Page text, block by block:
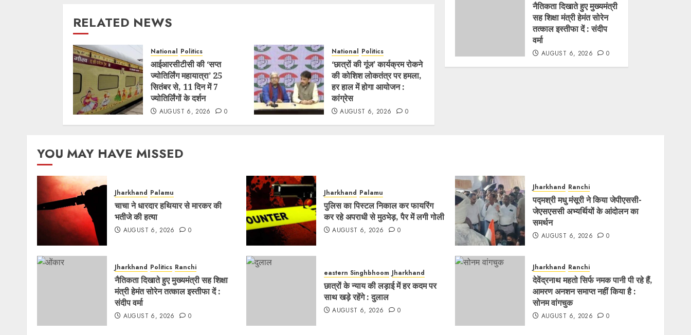
RELATED NEWS
National Politics
आईआरसीटीसी की ‘सप्त
ज्योतिर्लिंग महायात्रा’ 25
सितंबर से, 11 दिन में 7
ज्योतिर्लिंगों के दर्शन
AUGUST 6, 2026 0
National Politics
‘छात्रों की गूंज’ कार्यक्रम रोकने
की कोशिश लोकतंत्र पर हमला,
हर हाल में होगा आयोजन :
कांग्रेस
AUGUST 6, 2026 0
नैतिकता दिखाते हुए मुख्यमंत्री
सह शिक्षा मंत्री हेमंत सोरेन
तत्काल इस्तीफा दें : संदीप
वर्मा
AUGUST 6, 2026 0
YOU MAY HAVE MISSED
Jharkhand Palamu
चाचा ने धारदार हथियार से मारकर की
भतीजे की हत्या
AUGUST 6, 2026 0
Jharkhand Palamu
पुलिस का पिस्टल निकाल कर फायरिंग
कर रहे अपराधी से मुठभेड़, पैर में लगी गोली
AUGUST 6, 2026 0
Jharkhand Ranchi
पद्मश्री मधु मंसूरी ने किया जेपीएससी-
जेएसएससी अभ्यर्थियों के आंदोलन का
समर्थन
AUGUST 6, 2026 0
Jharkhand Politics Ranchi
नैतिकता दिखाते हुए मुख्यमंत्री सह शिक्षा
मंत्री हेमंत सोरेन तत्काल इस्तीफा दें :
संदीप वर्मा
AUGUST 6, 2026 0
eastern Singhbhoom Jharkhand
छात्रों के न्याय की लड़ाई में हर कदम पर
साथ खड़े रहेंगे : दुलाल
AUGUST 6, 2026 0
Jharkhand Ranchi
देवेंद्रनाथ महतो सिर्फ नमक पानी पी रहे हैं,
आमरण अनशन समाप्त नहीं किया है :
सोनम वांगचुक
AUGUST 6, 2026 0